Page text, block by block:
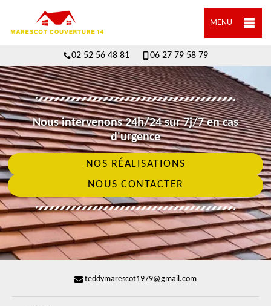
MENU
02 52 56 48 81 06 27 79 58 79
Nous intervenons 24h/24 sur 7j/7 en cas
d'urgence
NOS RÉALISATIONS
NOUS CONTACTER
teddymarescot1979@gmail.com